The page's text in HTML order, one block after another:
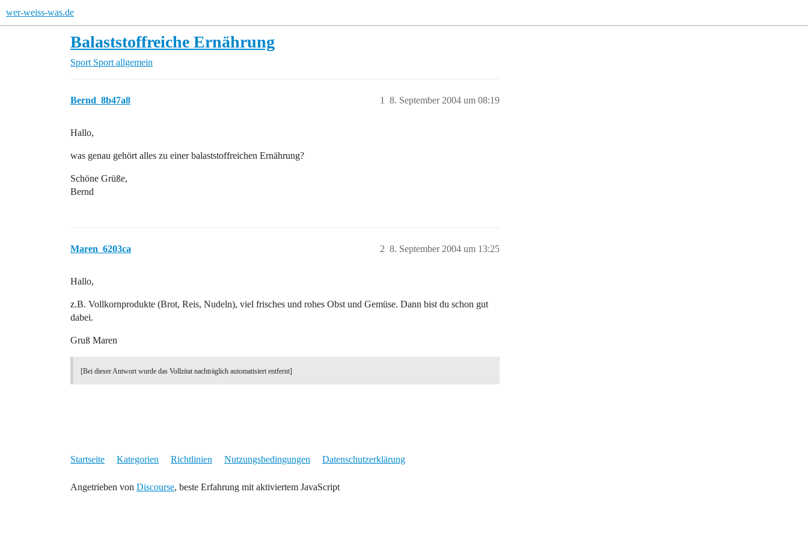
wer-weiss-was.de
Balaststoffreiche Ernährung
Sport Sport allgemein
Bernd_8b47a8 8. September 2004 um 08:19
1
Hallo,
was genau gehört alles zu einer balaststoffreichen Ernährung?
Schöne Grüße,
Bernd
Maren_6203ca 8. September 2004 um 13:25
2
Hallo,
z.B. Vollkornprodukte (Brot, Reis, Nudeln), viel frisches und rohes Obst und Gemüse. Dann bist du schon gut
dabei.
Gruß Maren
[Bei dieser Antwort wurde das Vollzitat nachträglich automatisiert entfernt]
Startseite Kategorien Richtlinien Nutzungsbedingungen Datenschutzerklärung
Angetrieben von Discourse, beste Erfahrung mit aktiviertem JavaScript